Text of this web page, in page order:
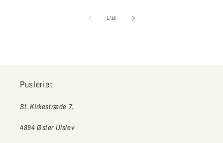
1/af
16
Pusleriet
St. Kirkestræde 7,
4894 Øster Ulslev